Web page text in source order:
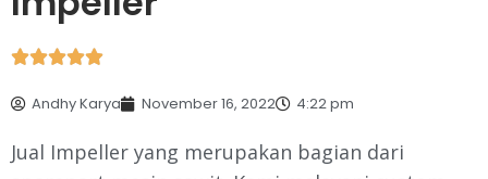

Andhy Karya November 16, 2022 4:22 pm
Jual Impeller yang merupakan bagian dari